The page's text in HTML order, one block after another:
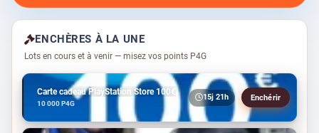
ENCHÈRES À LA UNE
Lots en cours et à venir — misez vos points P4G
Carte cadeau PlayStation Store 100€
10 000 P4G
15j 21h Enchérir